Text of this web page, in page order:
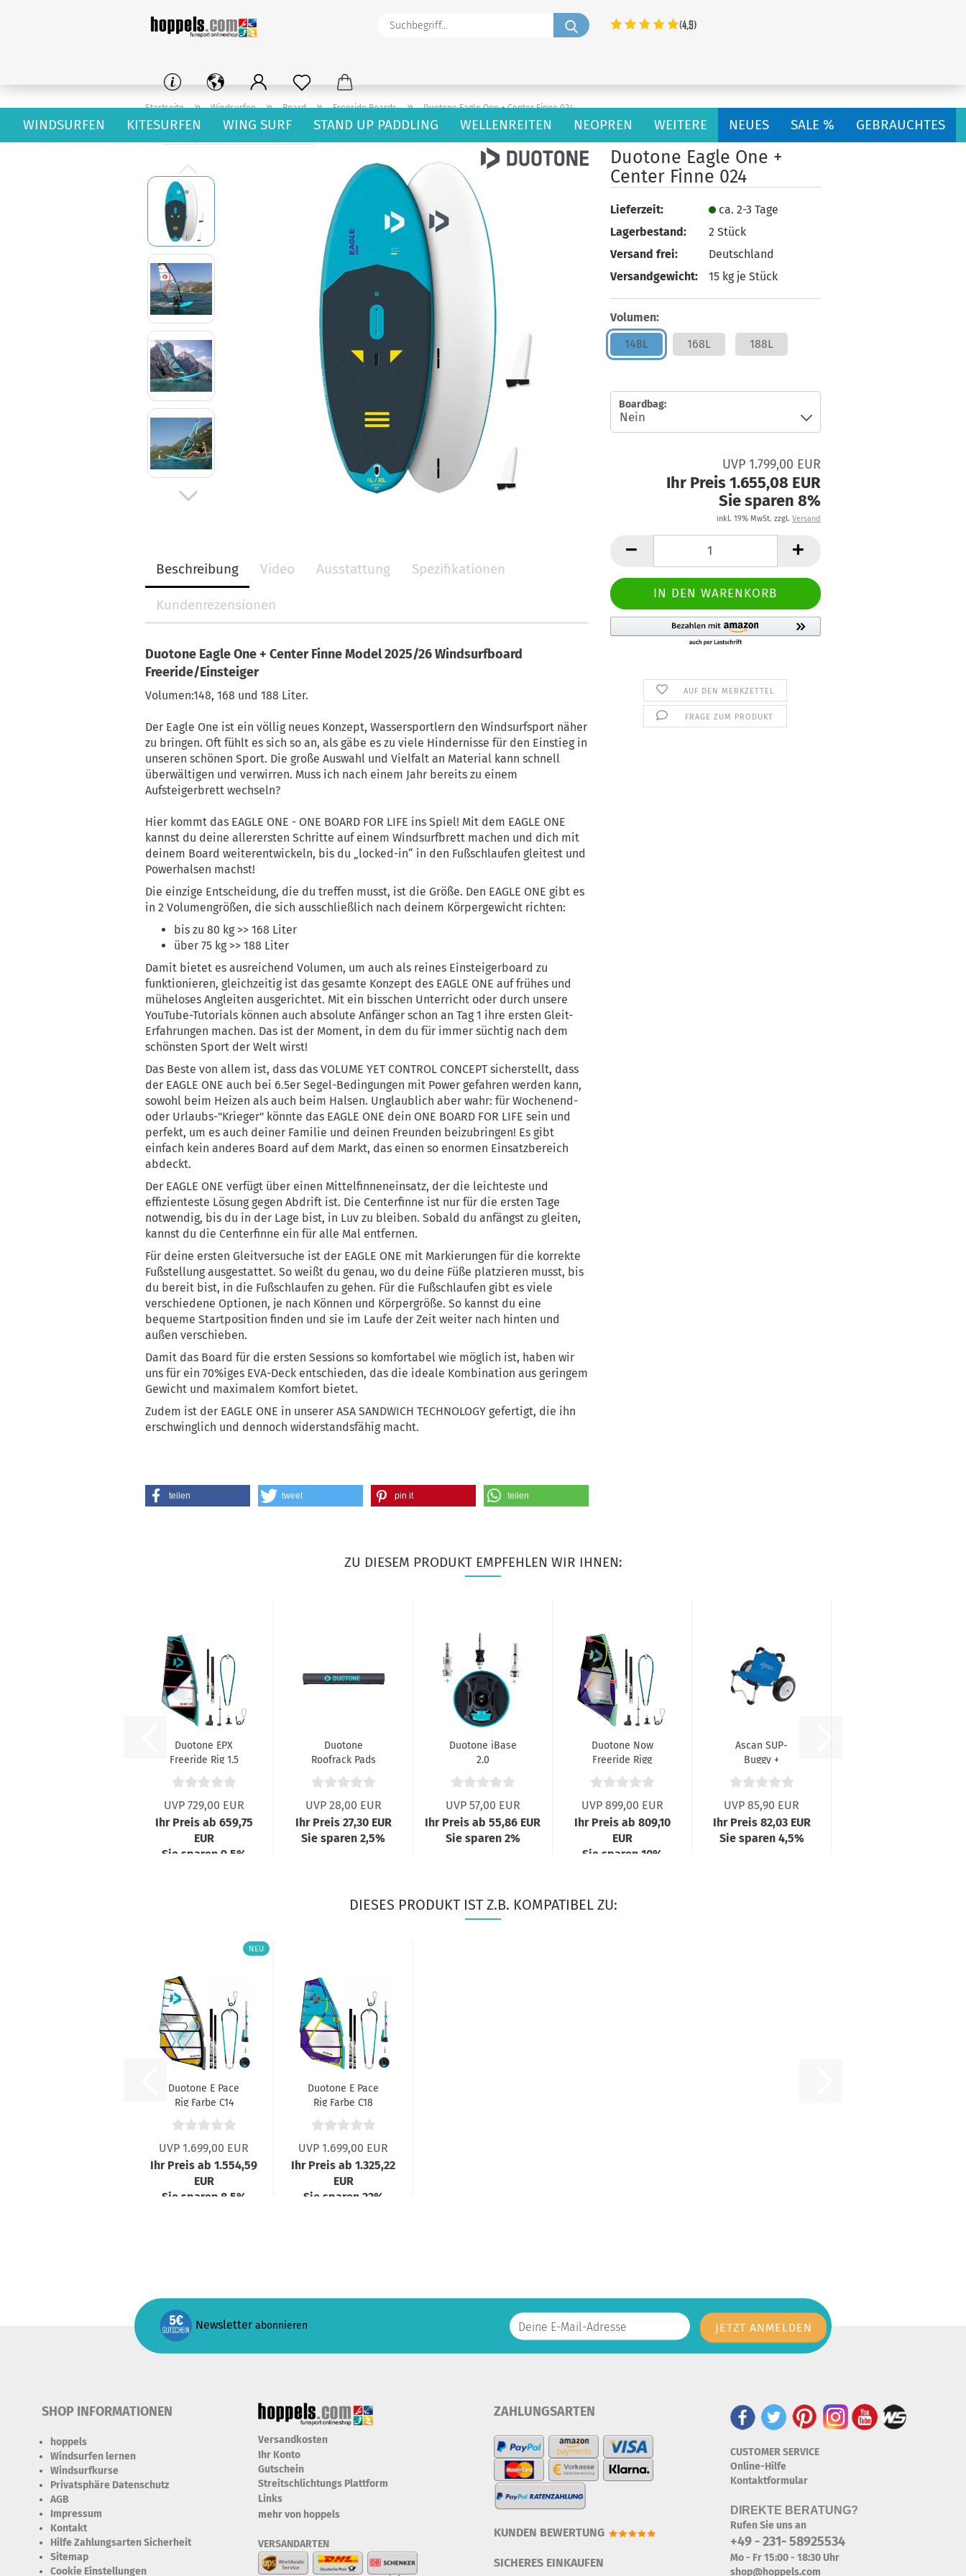
Suchbegriff...
WINDSURFEN KITESURFEN WING SURF STAND UP PADDLING WELLENREITEN NEOPREN NEUES SALE % GEBRAUCHTES
WEITERE
Startseite » Windsurfen » Board » Freeride Boards » Duotone Eagle One + Center Finne 024
Duotone Eagle One +
Center Finne 024
Lieferzeit:
ca. 2-3 Tage
Lagerbestand:
2 Stück
Versand frei:
Deutschland
Versandgewicht:
15kg je Stück
Volumen:
148L
168L 188L
Boardbag:
UVP 1.799,00 EUR
Ihr Preis 1.655,08 EUR
Sie sparen 8%
inkl. 19% MwSt. zzgl. Versand
AUF DEN MERKZETTEL
FRAGE ZUM PRODUKT
Beschreibung Video Ausstattung Spezifikationen
Kundenrezensionen
Duotone Eagle One + Center Finne Model 2025/26 Windsurfboard
Freeride/Einsteiger
Volumen:148, 168 und 188 Liter.
Der Eagle One ist ein völlig neues Konzept, Wassersportlern den Windsurfsport näher
zu bringen. Oft fühlt es sich so an, als gäbe es zu viele Hindernisse für den Einstieg in
unseren schönen Sport. Die große Auswahl und Vielfalt an Material kann schnell
überwältigen und verwirren. Muss ich nach einem Jahr bereits zu einem
Aufsteigerbrett wechseln?
Hier kommt das EAGLE ONE - ONE BOARD FOR LIFE ins Spiel! Mit dem EAGLE ONE
kannst du deine allerersten Schritte auf einem Windsurfbrett machen und dich mit
deinem Board weiterentwickeln, bis du „locked-in“ in den Fußschlaufen gleitest und
Powerhalsen machst!
Die einzige Entscheidung, die du treffen musst, ist die Größe. Den EAGLE ONE gibt es
in 2 Volumengrößen, die sich ausschließlich nach deinem Körpergewicht richten:
bis zu 80 kg >> 168 Liter
über 75 kg >> 188 Liter
Damit bietet es ausreichend Volumen, um auch als reines Einsteigerboard zu
funktionieren, gleichzeitig ist das gesamte Konzept des EAGLE ONE auf frühes und
müheloses Angleiten ausgerichtet. Mit ein bisschen Unterricht oder durch unsere
YouTube-Tutorials können auch absolute Anfänger schon an Tag 1 ihre ersten Gleit-
Erfahrungen machen. Das ist der Moment, in dem du für immer süchtig nach dem
schönsten Sport der Welt wirst!
Das Beste von allem ist, dass das VOLUME YET CONTROL CONCEPT sicherstellt, dass
der EAGLE ONE auch bei 6.5er Segel-Bedingungen mit Power gefahren werden kann,
sowohl beim Heizen als auch beim Halsen. Unglaublich aber wahr: für Wochenend-
oder Urlaubs-"Krieger" könnte das EAGLE ONE dein ONE BOARD FOR LIFE sein und
perfekt, um es auch deiner Familie und deinen Freunden beizubringen! Es gibt
einfach kein anderes Board auf dem Markt, das einen so enormen Einsatzbereich
abdeckt.
Der EAGLE ONE verfügt über einen Mittelfinneneinsatz, der die leichteste und
effizienteste Lösung gegen Abdrift ist. Die Centerfinne ist nur für die ersten Tage
notwendig, bis du in der Lage bist, in Luv zu bleiben. Sobald du anfängst zu gleiten,
kannst du die Centerfinne ein für alle Mal entfernen.
Für deine ersten Gleitversuche ist der EAGLE ONE mit Markierungen für die korrekte
Fußstellung ausgestattet. So weißt du genau, wo du deine Füße platzieren musst, bis
du bereit bist, in die Fußschlaufen zu gehen. Für die Fußschlaufen gibt es viele
verschiedene Optionen, je nach Können und Körpergröße. So kannst du eine
bequeme Startposition finden und sie im Laufe der Zeit weiter nach hinten und
außen verschieben.
Damit das Board für die ersten Sessions so komfortabel wie möglich ist, haben wir
uns für ein 70%iges EVA-Deck entschieden, das die ideale Kombination aus geringem
Gewicht und maximalem Komfort bietet.
Zudem ist der EAGLE ONE in unserer ASA SANDWICH TECHNOLOGY gefertigt, die ihn
erschwinglich und dennoch widerstandsfähig macht.
teilen tweet pin it teilen
ZU DIESEM PRODUKT EMPFEHLEN WIR IHNEN:
Duotone EPX
Freeride Rig 1.5
bis 6.4
UVP 729,00 EUR
Ihr Preis ab 659,75
EUR
Sie sparen 9,5%
Duotone
Roofrack Pads
UVP 28,00 EUR
Ihr Preis 27,30 EUR
Sie sparen 2,5%
Duotone iBase
2.0
UVP 57,00 EUR
Ihr Preis ab 55,86 EUR
Sie sparen 2%
Duotone Now
Freeride Rigg
2023
UVP 899,00 EUR
Ihr Preis ab 809,10
EUR
Sie sparen 10%
Ascan SUP-
Buggy +
Transportwagen
UVP 85,90 EUR
Ihr Preis 82,03 EUR
Sie sparen 4,5%
DIESES PRODUKT IST Z.B. KOMPATIBEL ZU:
NEU
Duotone E Pace
Rig Farbe C14
white 2026
UVP 1.699,00 EUR
Ihr Preis ab 1.554,59
EUR
Sie sparen 8,5%
Duotone E Pace
Rig Farbe C18
Black 025
UVP 1.699,00 EUR
Ihr Preis ab 1.325,22
EUR
Sie sparen 22%
Newsletter abonnieren
SHOP INFORMATIONEN
hoppels
Windsurfen lernen
Windsurfkurse
Privatsphäre Datenschutz
AGB
Impressum
Kontakt
Hilfe Zahlungsarten Sicherheit
Sitemap
Cookie Einstellungen
Versandkosten
Ihr Konto
Gutschein
Streitschlichtungs Plattform
Links
mehr von hoppels
VERSANDARTEN
ZAHLUNGSARTEN
KUNDEN BEWERTUNG
SICHERES EINKAUFEN
CUSTOMER SERVICE
Online-Hilfe
Kontaktformular
DIREKTE BERATUNG?
Rufen Sie uns an
+49 - 231- 58925534
Mo - Fr 15:00 - 18:30 Uhr
shop@hoppels.com